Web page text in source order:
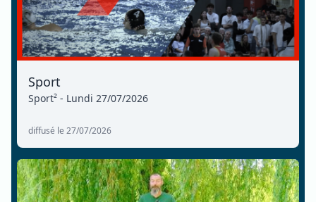
Sport
Sport² - Lundi 27/07/2026
diffusé le 27/07/2026